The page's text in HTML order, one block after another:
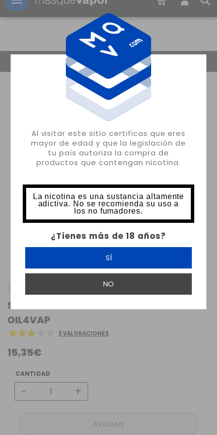
Al visitar este sitio certificas que eres
mayor de edad y que la legislación de
tu país autoriza la compra de
productos que contengan nicotina.
La nicotina es una sustancia altamente
adictiva. No se recomienda su uso a
los no fumadores.
¿Tienes más de 18 años?
SÍ
NO
Tu pedido puede ser enviado en 32m:
STRAWBERRY BUBBLE FLAVOR 30ML
OIL4VAP
3 VALORACIONES
15,35€
CANTIDAD
- +